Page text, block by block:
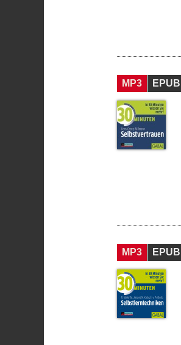
MP3 EPUB
MP3 EPUB